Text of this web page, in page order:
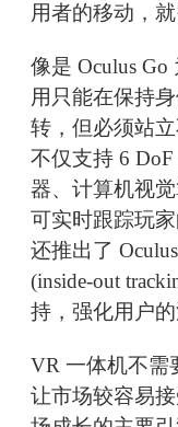
用者的移动，就
像是 Oculus
用只能在保持
转，但必须站
不仅支持 6
器、计算机视
可实时跟踪玩
还推出了
(inside-out
持，强化用户的
VR 一体机不需
让市场较容易